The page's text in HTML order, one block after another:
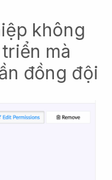
không
mà
đồng đội